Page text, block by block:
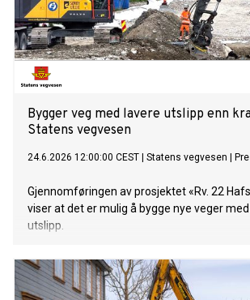
Bygger veg med lavere utslipp enn
Statens vegvesen
24.6.2026 12:00:00 CEST Statens vegvesen
Gjennomføringen av prosjektet «Rv. 22
viser at det er mulig å bygge nye veger
utslipp.